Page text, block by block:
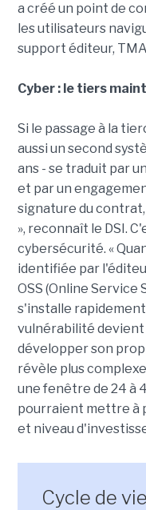
a créé un point de
les utilisateurs
support éditeur,
Cyber : le tiers
Si le passage à la
aussi un second
ans - se traduit par
et par un
signature du
», reconnaît le DSI.
cybersécurité. «
identifiée par
OSS (Online Service
s'installe
vulnérabilité devient
développer son
révèle plus
une fenêtre de 24 à
pourraient mettre à
et niveau
Cycle de